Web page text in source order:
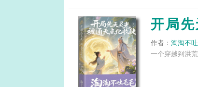
开局
作者： 淘淘不
一个穿越到